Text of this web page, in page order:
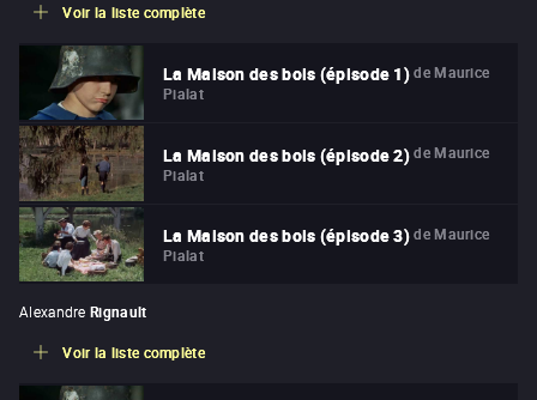
Voir la liste complète
La Maison des bois (épisode 1) de Maurice
Pialat
La Maison des bois (épisode 2) de Maurice
Pialat
La Maison des bois (épisode 3) de Maurice
Pialat
Alexandre Rignault
Voir la liste complète